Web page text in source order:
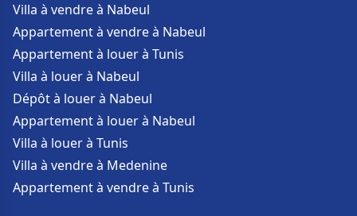
Villa à vendre à Nabeul
Appartement à vendre à Nabeul
Appartement à louer à Tunis
Villa à louer à Nabeul
Dépôt à louer à Nabeul
Appartement à louer à Nabeul
Villa à louer à Tunis
Villa à vendre à Medenine
Appartement à vendre à Tunis